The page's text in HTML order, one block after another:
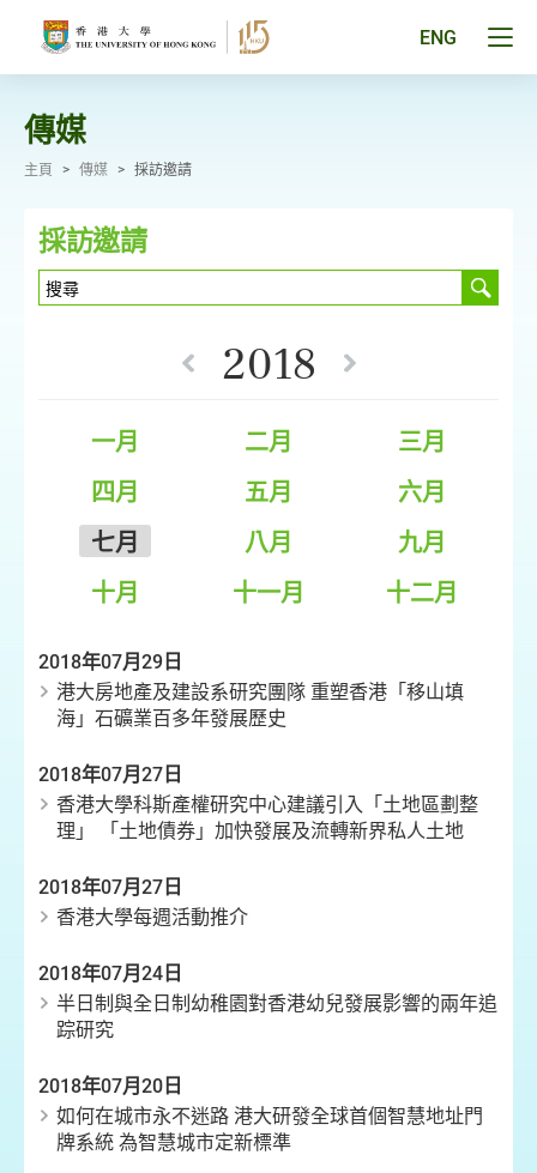
ENG
傳媒
主頁 > 傳媒 > 採訪邀請
採訪邀請
2018
一月 二月
三月
四月
五月
六月
七月
八月
九月
十月
十一月 十二月
2018年07月29日
港大房地產及建設系研究團隊 重塑香港「移山填
海」石礦業百多年發展歷史
2018年07月27日
香港大學科斯產權研究中心建議引入「土地區劃整
理」 「土地債券」加快發展及流轉新界私人土地
2018年07月27日
香港大學每週活動推介
2018年07月24日
半日制與全日制幼稚園對香港幼兒發展影響的兩年追
踪研究
2018年07月20日
如何在城市永不迷路 港大研發全球首個智慧地址門
牌系統 為智慧城市定新標準